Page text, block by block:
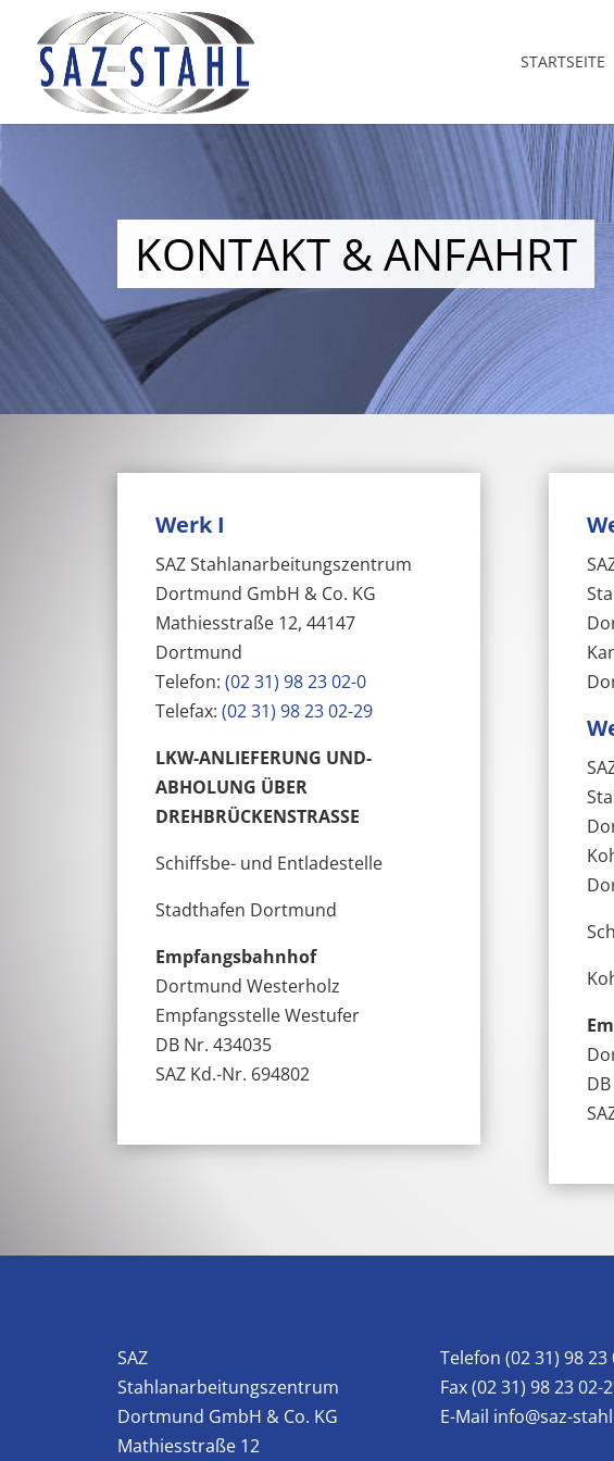
STARTSEITE
KONTAKT & ANFAHRT
Werk I
SAZ Stahlanarbeitungszentrum
Dortmund GmbH & Co. KG
Mathiesstraße 12, 44147
Dortmund
Telefon: (02 31) 98 23 02-0
Telefax: (02 31) 98 23 02-29
LKW-ANLIEFERUNG UND-
ABHOLUNG ÜBER
DREHBRÜCKENSTRASSE
Schiffsbe- und Entladestelle
Stadthafen Dortmund
Empfangsbahnhof
Dortmund Westerholz
Empfangsstelle Westufer
DB Nr. 434035
SAZ Kd.-Nr. 694802
SAZ
Stahlanarbeitungszentrum
Dortmund GmbH & Co. KG
Mathiesstraße 12
Telefon (02 31) 98 23
Fax (02 31) 98 23 02-
E-Mail info@saz-